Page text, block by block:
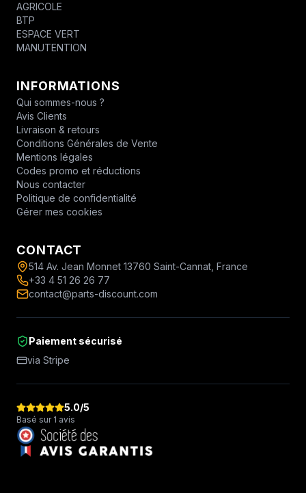
AGRICOLE
BTP
ESPACE VERT
MANUTENTION
INFORMATIONS
Qui sommes-nous ?
Avis Clients
Livraison & retours
Conditions Générales de Vente
Mentions légales
Codes promo et réductions
Nous contacter
Politique de confidentialité
Gérer mes cookies
CONTACT
514 Av. Jean Monnet 13760 Saint-Cannat, France
+33 4 51 26 26 77
contact@parts-discount.com
Paiement sécurisé
via Stripe
5.0/5
Basé sur 1 avis